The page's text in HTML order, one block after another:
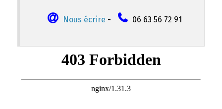
Nous écrire - 06 63 56 72 91